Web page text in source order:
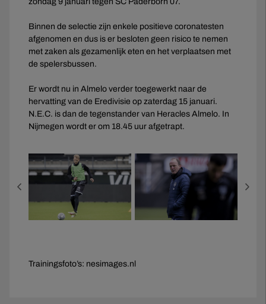
Binnen de selectie zijn enkele positieve coronatesten
afgenomen en dus is er besloten geen risico te nemen
met zaken als gezamenlijk eten en het verplaatsen met
de spelersbussen.
Er wordt nu in Almelo verder toegewerkt naar de
hervatting van de Eredivisie op zaterdag 15 januari.
N.E.C. is dan de tegenstander van Heracles Almelo. In
Nijmegen wordt er om 18.45 uur afgetrapt.
Trainingsfoto’s: nesimages.nl